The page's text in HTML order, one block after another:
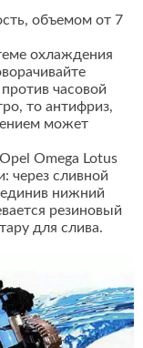
объемом от 7
охлаждения
часовой
то антифриз,
может
Omega Lotus
через сливной
нижний
резиновый
для слива.